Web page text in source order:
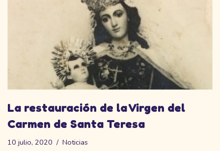
La restauración de la Virgen del
Carmen de Santa Teresa
10 julio, 2020 Noticias